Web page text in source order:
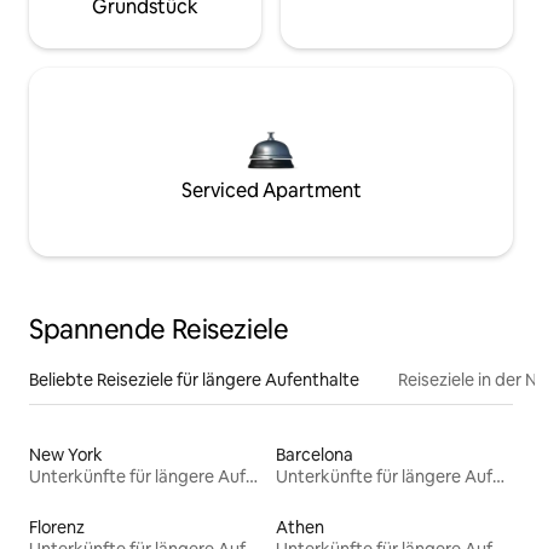
Grundstück
Serviced Apartment
Spannende Reiseziele
Beliebte Reiseziele für längere Aufenthalte Reiseziele in der
New York
Unterkünfte für längere Aufenthalte
Barcelona
Unterkünfte für längere Aufenthalte
Florenz
Athen